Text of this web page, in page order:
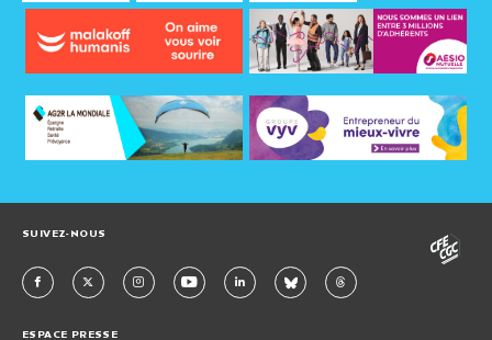
SUIVEZ-NOUS
ESPACE PRESSE